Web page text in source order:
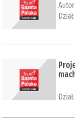
Dział:
Dział: